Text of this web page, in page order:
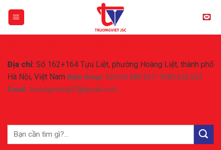
Địa chỉ: Số 162+164 Tựu Liệt, phường Hoàng Liệt, thành phố
Hà Nội, Việt Nam Điện thoại: 024/62.885.957/ 0983.602.553
Email : truongvietcp07@gmail.com
Tìm